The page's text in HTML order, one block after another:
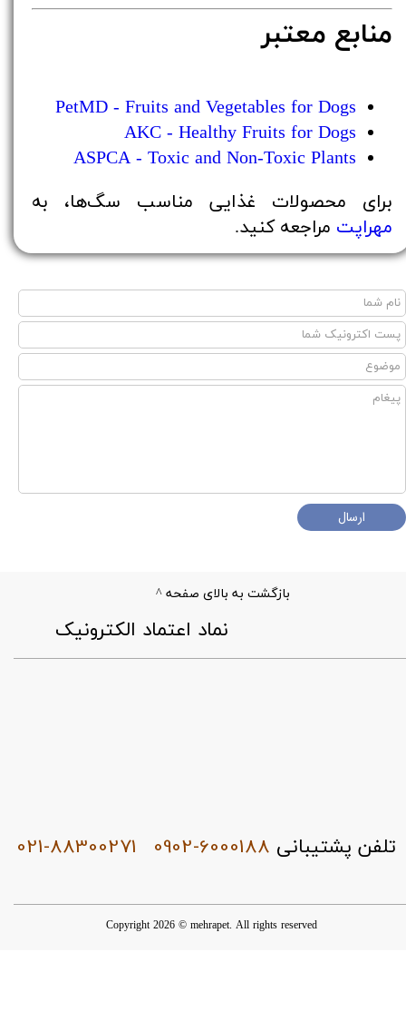
منابع معتبر
PetMD - Fruits and Vegetables for Dogs
AKC - Healthy Fruits for Dogs
ASPCA - Toxic and Non-Toxic Plants
برای محصولات غذایی مناسب سگ‌ها، به
مهراپت مراجعه کنید.
ارسال
0902-6000188
بازگشت به بالای صفحه ^
021-88300271
Copyright 2026 © mehrapet. All rights reserved
​نماد اعتماد الکترونیک